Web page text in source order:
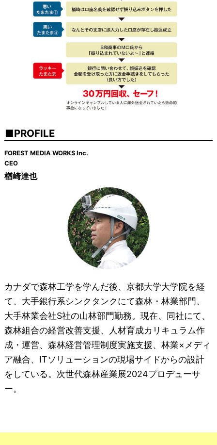
PROFILE
FOREST MEDIA WORKS Inc.
CEO
楢崎達也
カナダで森林工学を学んだ後、京都大学大学院を経
て、大手銀行系シンクタンクにて森林・林業部門、
大手林業会社S社の山林部門勤務。現在、同社にて、
森林組合の経営改善支援、人材育成カリキュラム作
成・運営、森林経営管理制度実施支援、林業×メディ
ア融合、ITソリューションの現場サイドからの設計
をしている。次世代森林産業展2024プロデューサ
ー。